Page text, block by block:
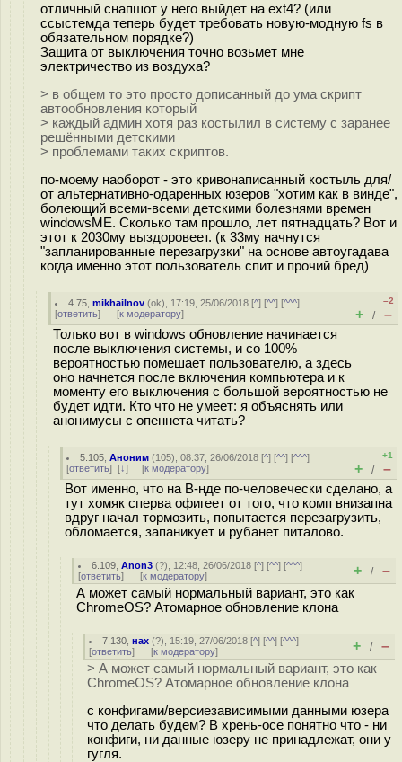
отличный снапшот у него выйдет на ext4? (или
ссыстемда теперь будет требовать новую-модную fs в
обязательном порядке?)
Защита от выключения точно возьмет мне
электричество из воздуха?
> в общем то это просто дописанный до ума скрипт
автообновления который
> каждый админ хотя раз костылил в систему с заранее
решёнными детскими
> проблемами таких скриптов.
по-моему наоборот - это кривонаписанный костыль для/
от альтернативно-одаренных юзеров "хотим как в винде",
болеющий всеми-всеми детскими болезнями времен
windowsME. Сколько там прошло, лет пятнадцать? Вот и
этот к 2030му выздоровеет. (к 33му начнутся
"запланированные перезагрузки" на основе автоугадава
когда именно этот пользователь спит и прочий бред)
4.75 ,mikhailnov (ok), 17:19, 25/06/2018 [^] [^^] [^^^]
[ответить] [к модератору]
–2
+ / –
Только вот в windows обновление начинается
после выключения системы, и со 100%
вероятностью помешает пользователю, а здесь
оно начнется после включения компьютера и к
моменту его выключения с большой вероятностью не
будет идти. Кто что не умеет: я объяснять или
анонимусы с опеннета читать?
5.105 ,Аноним (105), 08:37, 26/06/2018 [^] [^^] [^^^]
[ответить] [↓] [к модератору]
+1
+ / –
Вот именно, что на В-нде по-человечески сделано, а
тут хомяк сперва офигеет от того, что комп внизaпна
вдруг начал тормозить, попытается перезагрузить,
обломается, запаникует и рубанет питалово.
6.109 ,Anon3 (?), 12:48, 26/06/2018 [^] [^^] [^^^]
[ответить] [к модератору] + / –
А может самый нормальный вариант, это как
ChromeOS? Атомарное обновление клона
7.130 ,нах (?), 15:19, 27/06/2018 [^] [^^] [^^^]
[ответить] [к модератору] + / –
> А может самый нормальный вариант, это как
ChromeOS? Атомарное обновление клона
с конфигами/версиезависимыми данными юзера
что делать будем? В хрень-осе понятно что - ни
конфиги, ни данные юзеру не принадлежат, они у
гугля.